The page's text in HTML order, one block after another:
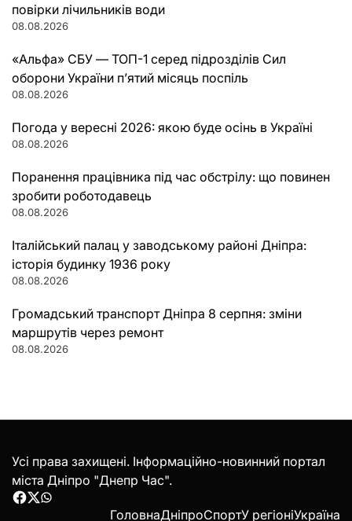
повірки лічильників води
08.08.2026
«Альфа» СБУ — ТОП-1 серед підрозділів Сил
оборони України п’ятий місяць поспіль
08.08.2026
Погода у вересні 2026: якою буде осінь в Україні
08.08.2026
Поранення працівника під час обстрілу: що повинен
зробити роботодавець
08.08.2026
Італійський палац у заводському районі Дніпра:
історія будинку 1936 року
08.08.2026
Громадський транспорт Дніпра 8 серпня: зміни
маршрутів через ремонт
08.08.2026
Усі права захищені. Інформаційно-новинний портал
міста Дніпро "Днепр Час".
Facebook
Twitter
WhatsApp
ГоловнаДніпроСпортУ регіоніУкраїна